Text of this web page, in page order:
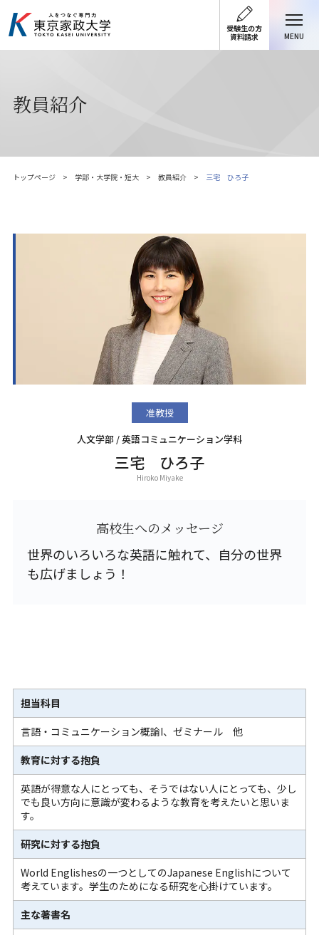
受験生の方
資料請求
MENU
教員紹介
トップページ 学部・大学院・短大 教員紹介 三宅 ひろ子
准教授
人文学部 / 英語コミュニケーション学科
三宅 ひろ子
Hiroko Miyake
高校生へのメッセージ
世界のいろいろな英語に触れて、自分の世界
も広げましょう！
担当科目
言語・コミュニケーション概論I、ゼミナール 他
教育に対する抱負
英語が得意な人にとっても、そうではない人にとっても、少し
でも良い方向に意識が変わるような教育を考えたいと思いま
す。
研究に対する抱負
World Englishesの一つとしてのJapanese Englishについて
考えています。学生のためになる研究を心掛けています。
主な著書名